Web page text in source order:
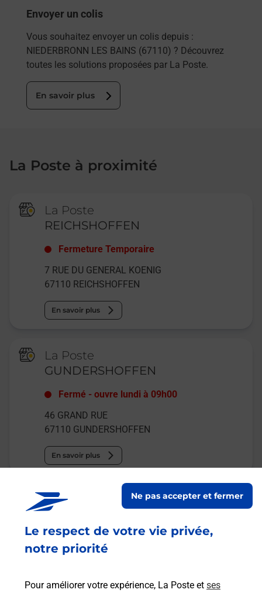
Le respect de votre vie privée,
notre priorité
Pour améliorer votre expérience, La Poste et ses
Ne pas accepter et fermer
Envoyer un colis
Vous souhaitez envoyer un colis depuis :
NIEDERBRONN LES BAINS (67110) ? Découvrez
toutes les solutions proposées par La Poste.
En savoir plus
La Poste à proximité
La Poste
REICHSHOFFEN
Fermeture Temporaire
7 RUE DU GENERAL KOENIG
67110 REICHSHOFFEN
En savoir plus
La Poste
GUNDERSHOFFEN
Fermé -ouvre lundi à 09h00
46 GRAND RUE
67110 GUNDERSHOFFEN
En savoir plus
Malin !
La Poste
en ligne